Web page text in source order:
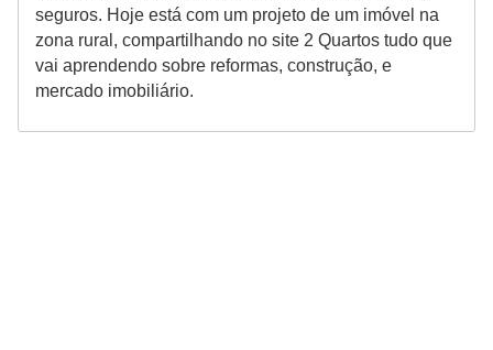
seguros. Hoje está com um projeto de um imóvel na
zona rural, compartilhando no site 2 Quartos tudo que
vai aprendendo sobre reformas, construção, e
mercado imobiliário.